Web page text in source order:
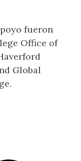
fueron
Office of
Global